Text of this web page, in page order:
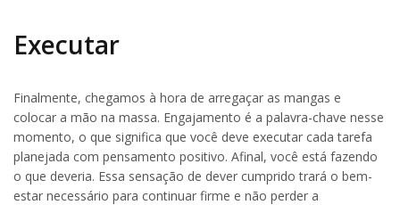
Executar
Finalmente, chegamos à hora de arregaçar as mangas e
colocar a mão na massa. Engajamento é a palavra-chave nesse
momento, o que significa que você deve executar cada tarefa
planejada com pensamento positivo. Afinal, você está fazendo
o que deveria. Essa sensação de dever cumprido trará o bem-
estar necessário para continuar firme e não perder a